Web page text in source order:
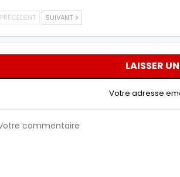
PRÉCÉDENT SUIVANT
LAISSER
Votre adresse